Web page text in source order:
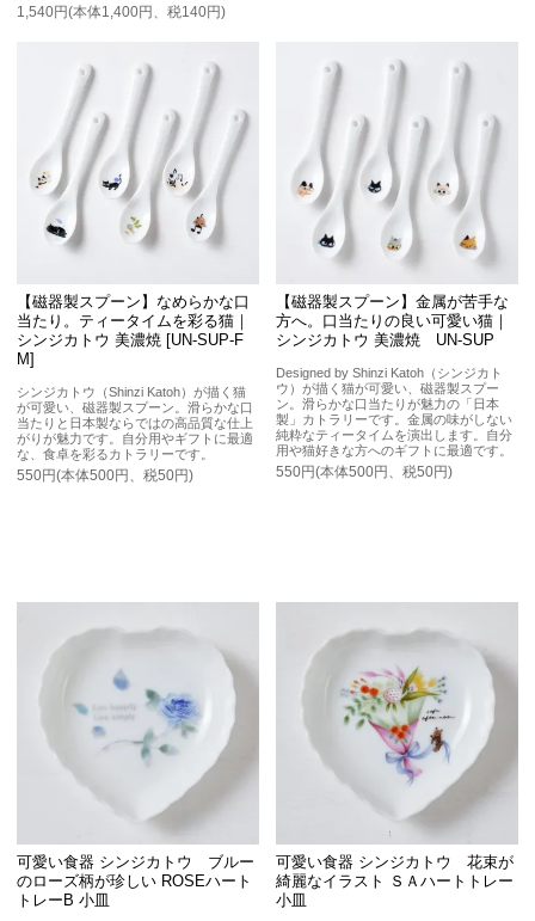
1,540円(本体1,400円、税140円)
【磁器製スプーン】なめらかな口
当たり。ティータイムを彩る猫｜
シンジカトウ 美濃焼 [UN-SUP-F
M]
シンジカトウ（Shinzi Katoh）が描く猫
が可愛い、磁器製スプーン。滑らかな口
当たりと日本製ならではの高品質な仕上
がりが魅力です。自分用やギフトに最適
な、食卓を彩るカトラリーです。
550円(本体500円、税50円)
【磁器製スプーン】金属が苦手な
方へ。口当たりの良い可愛い猫｜
シンジカトウ 美濃焼 UN-SUP
Designed by Shinzi Katoh（シンジカト
ウ）が描く猫が可愛い、磁器製スプー
ン。滑らかな口当たりが魅力の「日本
製」カトラリーです。金属の味がしない
純粋なティータイムを演出します。自分
用や猫好きな方へのギフトに最適です。
550円(本体500円、税50円)
可愛い食器 シンジカトウ ブルー
のローズ柄が珍しい ROSEハート
トレーB 小皿
可愛い食器 シンジカトウ 花束が
綺麗なイラスト ＳＡハートトレー
小皿